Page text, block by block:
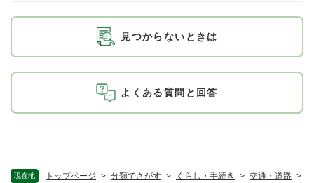
現在地 トップページ > 分類でさがす > くらし・手続き > 交通・道路 >
見つからないときは
よくある質問と回答